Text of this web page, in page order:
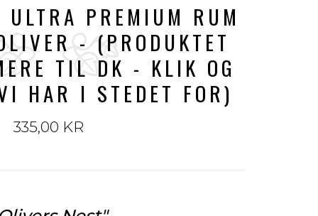
PREMIUM RUM
- (PRODUKTET
TIL DK - KLIK OG
HAR I STEDET FOR)
335,00 KR